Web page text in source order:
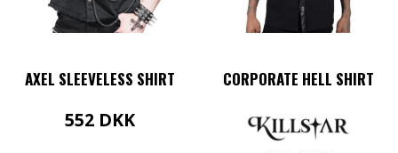
AXEL SLEEVELESS SHIRT
552 DKK
CORPORATE HELL SHIRT